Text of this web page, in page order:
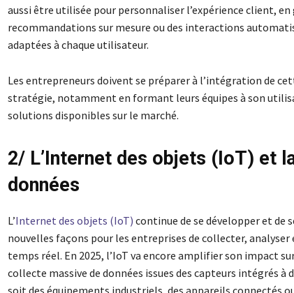
aussi être utilisée pour personnaliser l’expérience client, en
recommandations sur mesure ou des interactions
adaptées à chaque utilisateur.
Les entrepreneurs doivent se préparer à l’intégration de
stratégie, notamment en formant leurs équipes à son
solutions disponibles sur le marché.
2/ L’Internet des objets (IoT) et
données
L’Internet des objets (IoT) continue de se développer et de
nouvelles façons pour les entreprises de collecter, analyser
temps réel. En 2025, l’IoT va encore amplifier son impact
collecte massive de données issues des capteurs intégrés à
soit des équipements industriels, des appareils connectés